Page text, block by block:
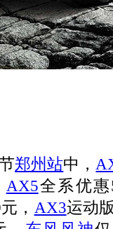
郑州站中，
AX5全系优
， AX3运动